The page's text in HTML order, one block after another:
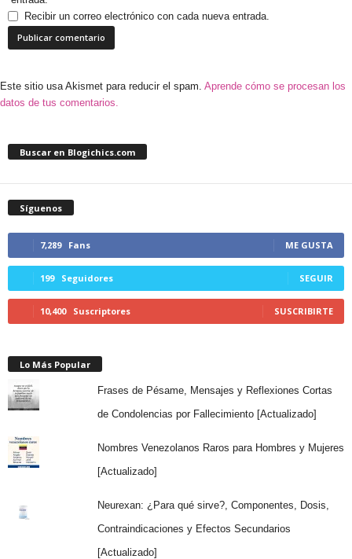
Recibir un correo electrónico con cada nueva entrada.
Este sitio usa Akismet para reducir el spam. Aprende cómo se procesan los
datos de tus comentarios.
Buscar en Blogichics.com
Síguenos
7,289 Fans ME GUSTA
199 Seguidores SEGUIR
10,400 Suscriptores SUSCRIBIRTE
Lo Más Popular
Frases de Pésame, Mensajes y Reflexiones Cortas
de Condolencias por Fallecimiento [Actualizado]
Nombres Venezolanos Raros para Hombres y Mujeres
[Actualizado]
Neurexan: ¿Para qué sirve?, Componentes, Dosis,
Contraindicaciones y Efectos Secundarios
[Actualizado]